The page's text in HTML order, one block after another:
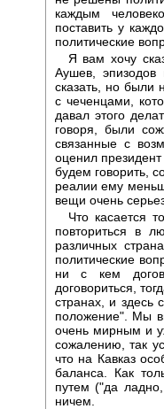
каждым
поставить у
политические
Я вам хочу
Аушев,
сказать, но были
с чеченцами,
давал этого
говоря, были
связанные с
оценил
будем говорить,
реалии ему
вещи очень
Что касается
повториться в
различных
политические
ни с кем
договориться,
странах, и здесь
положение". Мы
очень мирным и
сожалению, так
что на Кавказ
баланса. Как
путем ("да
ничем.